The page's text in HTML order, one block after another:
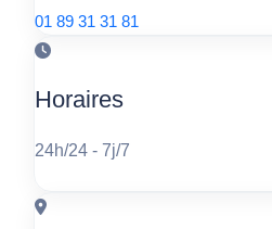
01 89 31 31 81
Horaires
24h/24 - 7j/7